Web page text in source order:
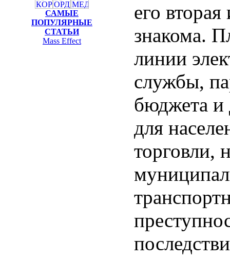
САМЫЕ
ПОПУЛЯРНЫЕ
СТАТЬИ
Mass Effect
его
знакома.
линии
службы,
бюджета и
для
торговли,